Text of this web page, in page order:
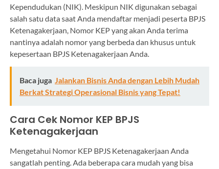
Kependudukan (NIK). Meskipun NIK digunakan sebagai
salah satu data saat Anda mendaftar menjadi peserta BPJS
Ketenagakerjaan, Nomor KEP yang akan Anda terima
nantinya adalah nomor yang berbeda dan khusus untuk
kepesertaan BPJS Ketenagakerjaan Anda.
Baca juga Jalankan Bisnis Anda dengan Lebih Mudah
Berkat Strategi Operasional Bisnis yang Tepat!
Cara Cek Nomor KEP BPJS
Ketenagakerjaan
Mengetahui Nomor KEP BPJS Ketenagakerjaan Anda
sangatlah penting. Ada beberapa cara mudah yang bisa